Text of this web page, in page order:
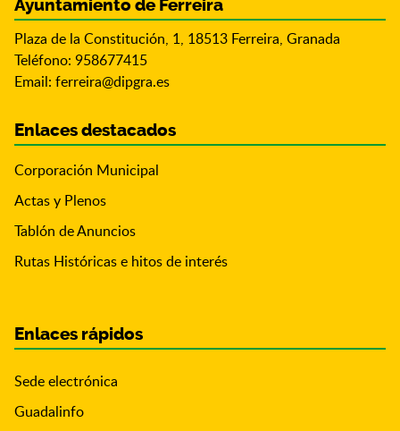
Ayuntamiento de Ferreira
Plaza de la Constitución, 1, 18513 Ferreira, Granada
Teléfono: 958677415
Email: ferreira@dipgra.es
Enlaces destacados
Corporación Municipal
Actas y Plenos
Tablón de Anuncios
Rutas Históricas e hitos de interés
Enlaces rápidos
Sede electrónica
Guadalinfo